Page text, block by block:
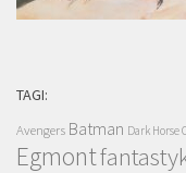
TAGI:
Avengers Batman Dark Horse
Egmont